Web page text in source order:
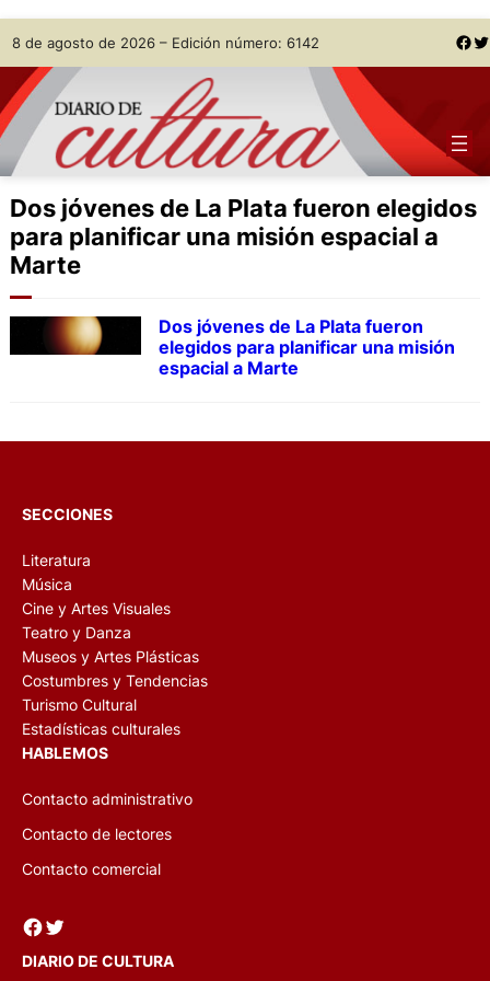
Skip
to
content
8 de agosto de 2026 – Edición número: 6142 Facebook Twitter
Dos jóvenes de La Plata fueron elegidos
para planificar una misión espacial a
Marte
Dos jóvenes de La Plata fueron
elegidos para planificar una misión
espacial a Marte
SECCIONES
Literatura
Música
Cine y Artes Visuales
Teatro y Danza
Museos y Artes Plásticas
Costumbres y Tendencias
Turismo Cultural
Estadísticas culturales
HABLEMOS
Contacto administrativo
Contacto de lectores
Contacto comercial
Facebook Twitter
DIARIO DE CULTURA